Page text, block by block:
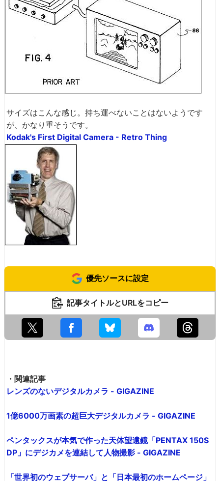
サイズはこんな感じ。持ち運べないことはないようです
が、かなり重そうです。
Kodak's First Digital Camera - Retro Thing
優先ソースに設定
記事タイトルとURLをコピー
・関連記事
レンズのないデジタルカメラ - GIGAZINE
1億6000万画素の超巨大デジタルカメラ - GIGAZINE
ペンタックスが本気で作った天体望遠鏡「PENTAX 150S
DP」にデジカメを連結して人物撮影 - GIGAZINE
「世界初のウェブサーバ」と「日本最初のホームページ」